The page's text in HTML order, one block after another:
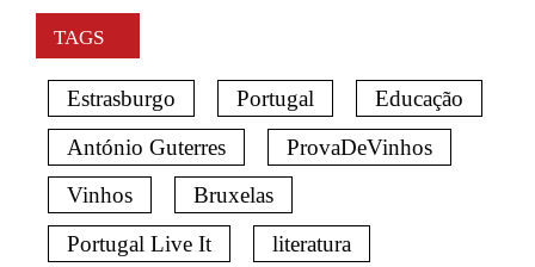
TAGS
Estrasburgo Portugal
Educação
António Guterres
ProvaDeVinhos
Vinhos
Bruxelas
Portugal Live It
literatura